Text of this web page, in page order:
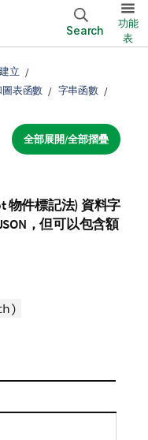
Search
功能
表
建立
表函數 字串函數
全部展開/全部摺疊
物件標記法) 資料字
，但可以包含額